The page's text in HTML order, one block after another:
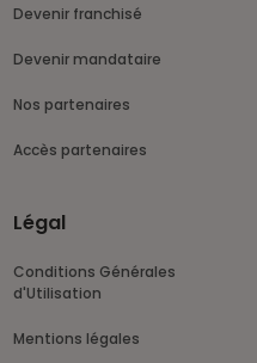
Devenir franchisé
Devenir mandataire
Nos partenaires
Accès partenaires
Légal
Conditions Générales
d'Utilisation
Mentions légales